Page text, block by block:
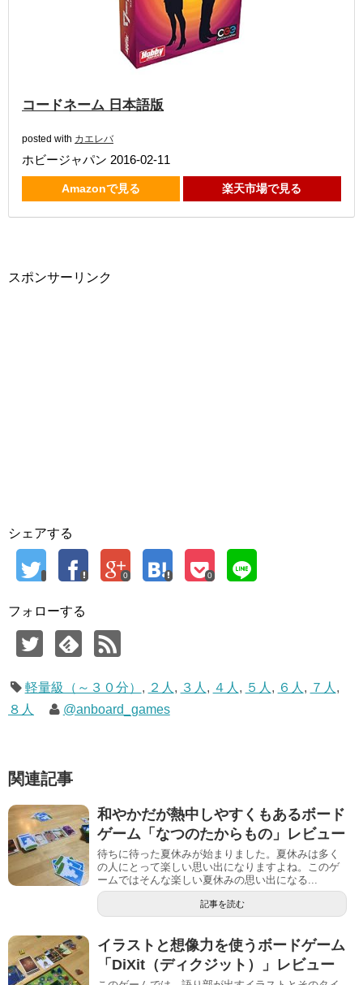
コードネーム 日本語版
posted with カエレバ
ホビージャパン 2016-02-11
Amazonで見る 楽天市場で見る
スポンサーリンク
シェアする
0 0
フォローする
軽量級（～３０分） , ２人, ３人, ４人, ５人, ６人, ７人,
８人
@anboard_games
関連記事
和やかだが熱中しやすくもあるボード
ゲーム「なつのたからもの」レビュー
待ちに待った夏休みが始まりました。夏休みは多く
の人にとって楽しい思い出になりますよね。このゲ
ームではそんな楽しい夏休みの思い出になる...
記事を読む
イラストと想像力を使うボードゲーム
「DiXit（ディクジット）」レビュー